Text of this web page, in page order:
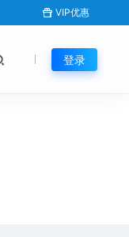
VIP优惠
登录